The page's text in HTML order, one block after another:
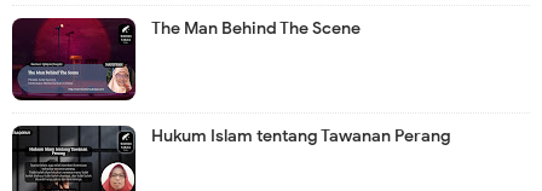
The Man Behind The Scene
Hukum Islam tentang Tawanan Perang